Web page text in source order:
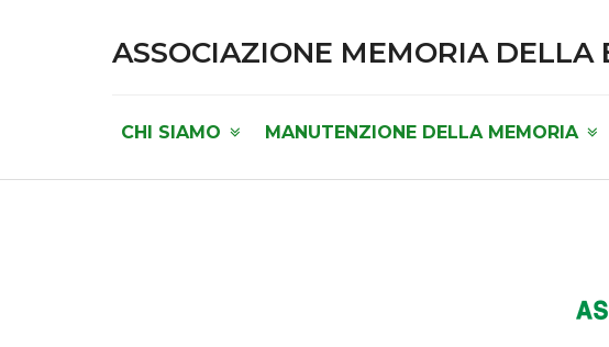
ASSOCIAZIONE MEMORIA DELLA
CHI SIAMO MANUTENZIONE DELLA MEMORIA